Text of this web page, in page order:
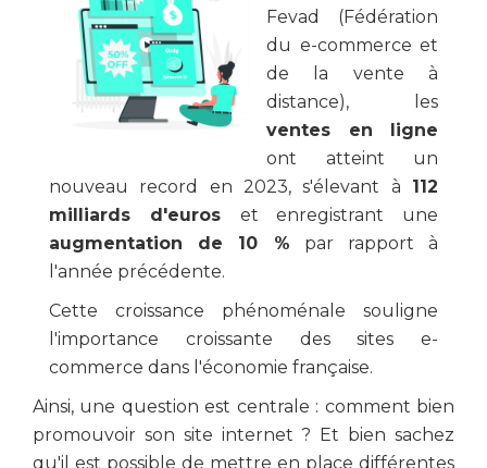
Fevad (Fédération
du e-commerce et
de la vente à
distance), les
ventes en ligne
ont atteint un
nouveau record en 2023, s'élevant à 112
milliards d'euros et enregistrant une
augmentation de 10 % par rapport à
l'année précédente.
Cette croissance phénoménale souligne
l'importance croissante des sites e-
commerce dans l'économie française.
Ainsi, une question est centrale : comment bien
promouvoir son site internet ? Et bien sachez
qu'il est possible de mettre en place différentes